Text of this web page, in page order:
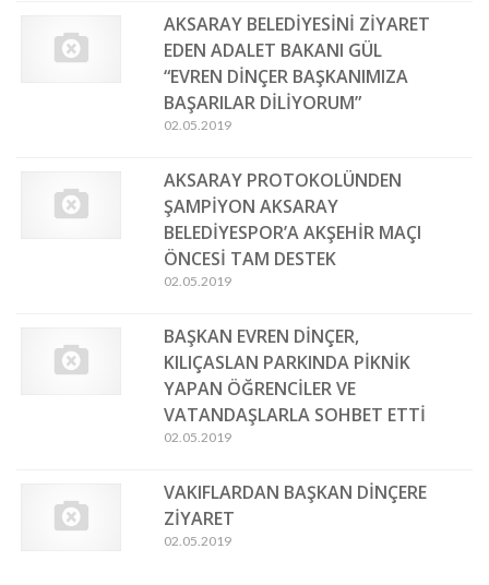
AKSARAY BELEDİYESİNİ ZİYARET
EDEN ADALET BAKANI GÜL
“EVREN DİNÇER BAŞKANIMIZA
BAŞARILAR DİLİYORUM”
02.05.2019
AKSARAY PROTOKOLÜNDEN
ŞAMPİYON AKSARAY
BELEDİYESPOR’A AKŞEHİR MAÇI
ÖNCESİ TAM DESTEK
02.05.2019
BAŞKAN EVREN DİNÇER,
KILIÇASLAN PARKINDA PİKNİK
YAPAN ÖĞRENCİLER VE
VATANDAŞLARLA SOHBET ETTİ
02.05.2019
VAKIFLARDAN BAŞKAN DİNÇERE
ZİYARET
02.05.2019